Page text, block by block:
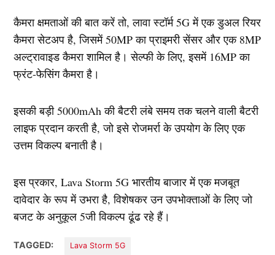
कैमरा क्षमताओं की बात करें तो, लावा स्टॉर्म 5G में एक डुअल रियर
कैमरा सेटअप है, जिसमें 50MP का प्राइमरी सेंसर और एक 8MP
अल्ट्रावाइड कैमरा शामिल है। सेल्फी के लिए, इसमें 16MP का
फ्रंट-फेसिंग कैमरा है।
इसकी बड़ी 5000mAh की बैटरी लंबे समय तक चलने वाली बैटरी
लाइफ प्रदान करती है, जो इसे रोजमर्रा के उपयोग के लिए एक
उत्तम विकल्प बनाती है।
इस प्रकार, Lava Storm 5G भारतीय बाजार में एक मजबूत
दावेदार के रूप में उभरा है, विशेषकर उन उपभोक्ताओं के लिए जो
बजट के अनुकूल 5जी विकल्प ढूंढ रहे हैं।
TAGGED: Lava Storm 5G